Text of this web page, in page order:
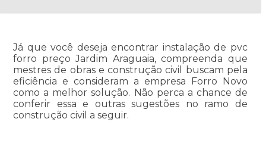
Já que você deseja encontrar instalação de pvc
forro preço Jardim Araguaia, compreenda que
mestres de obras e construção civil buscam pela
eficiência e consideram a empresa Forro Novo
como a melhor solução. Não perca a chance de
conferir essa e outras sugestões no ramo de
construção civil a seguir.